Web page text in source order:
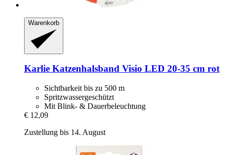
Warenkorb
Karlie Katzenhalsband Visio LED 20-​35 cm rot
Sichtbarkeit bis zu 500 m
Spritzwassergeschützt
Mit Blink- & Dauerbeleuchtung
€ 12,09
Zustellung bis 14. August